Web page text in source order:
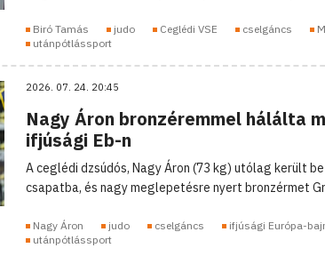
Biró Tamás judo Ceglédi VSE cselgáncs
utánpótlássport
2026. 07. 24. 20:45
Nagy Áron bronzéremmel hálálta
ifjúsági Eb-n
A ceglédi dzsúdós, Nagy Áron (73 kg) utólag került
csapatba, és nagy meglepetésre nyert bronzérmet
Nagy Áron judo cselgáncs ifjúsági Európa-
utánpótlássport